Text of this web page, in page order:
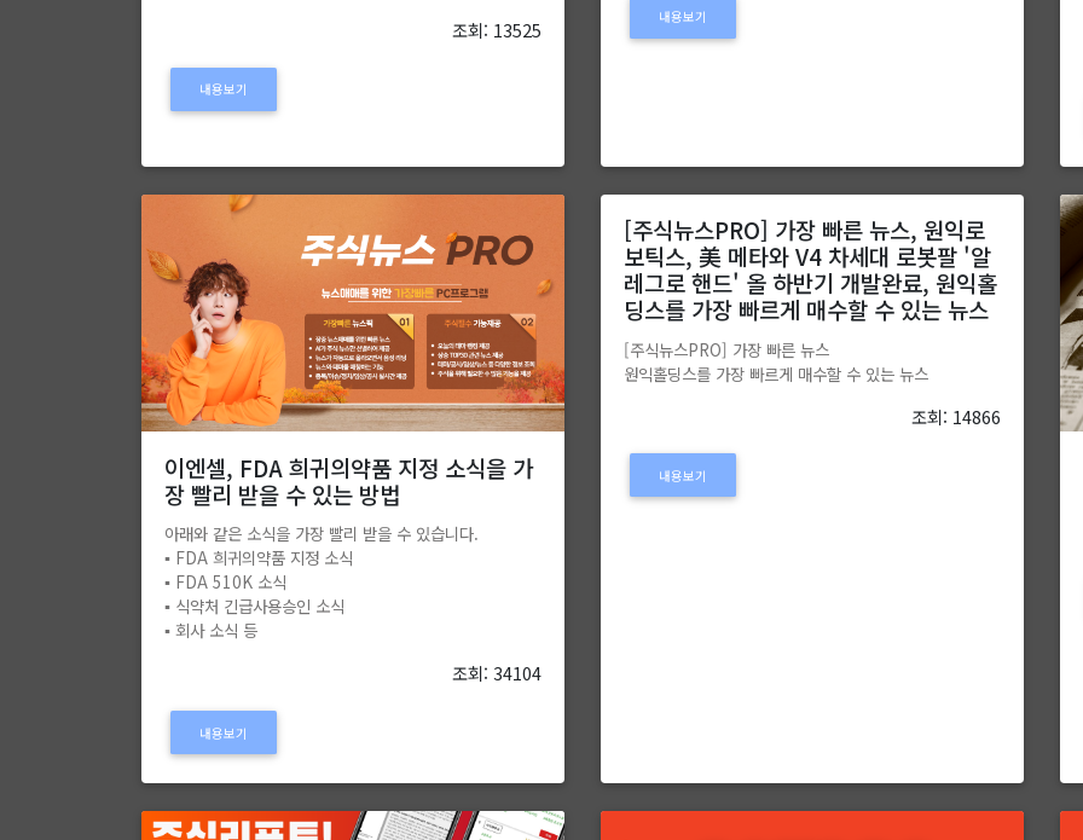
조회: 13525
내용보기
내용보기
이엔셀, FDA 희귀의약품 지정 소식을 가
장 빨리 받을 수 있는 방법
아래와 같은 소식을 가장 빨리 받을 수 있습니다.
▪️ FDA 희귀의약품 지정 소식
▪️ FDA 510K 소식
▪️ 식약처 긴급사용승인 소식
▪️ 회사 소식 등
조회: 34104
내용보기
[주식뉴스PRO] 가장 빠른 뉴스, 원익로
보틱스, 美 메타와 V4 차세대 로봇팔 '알
레그로 핸드' 올 하반기 개발완료, 원익홀
딩스를 가장 빠르게 매수할 수 있는 뉴스
[주식뉴스PRO] 가장 빠른 뉴스
원익홀딩스를 가장 빠르게 매수할 수 있는 뉴스
조회: 14866
내용보기